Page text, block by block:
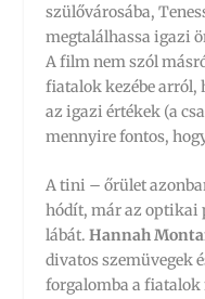
szülővárosába,
megtalálhassa igazi
A film nem szól
fiatalok kezébe arról,
az igazi értékek (a
mennyire fontos,
A tini – őrület
hódít, már az optikai
lábát.Hannah
divatos szemüvegek
forgalomba a fiatalok